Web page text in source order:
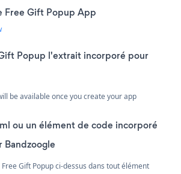
Free Gift Popup App
Popup l'extrait incorporé pour
be available once you create your app
ou un élément de code incorporé
Bandzoogle
Gift Popup ci-dessus dans tout élément